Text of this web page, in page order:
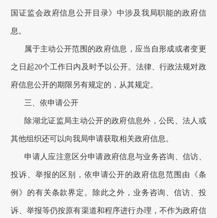
国证监会政府信息公开目录》中涉及我局职能的政府信
息 。
属于主动公开范围的政府信息，应当自形成或者变更
之日起20个工作日内及时予以公开。法律、行政法规对政
府信息公开的期限另有规定的，从其规定。
三、依申请公开
除湖北证监局主动公开的政府信息外，公民、法人或
其他组织还可以向我局申请获取相关政府信息。
申请人应注意区分申请政府信息与业务咨询、信访、
投诉、举报的区别，依申请公开的政府信息范围由《条
例》的有关条款界定。除此之外，业务咨询、信访、投
诉、举报等仍按原有渠道和程序进行办理，不作为政府信